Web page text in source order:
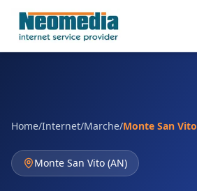
Home/Internet/Marche/Monte San Vito
Monte San Vito (AN)